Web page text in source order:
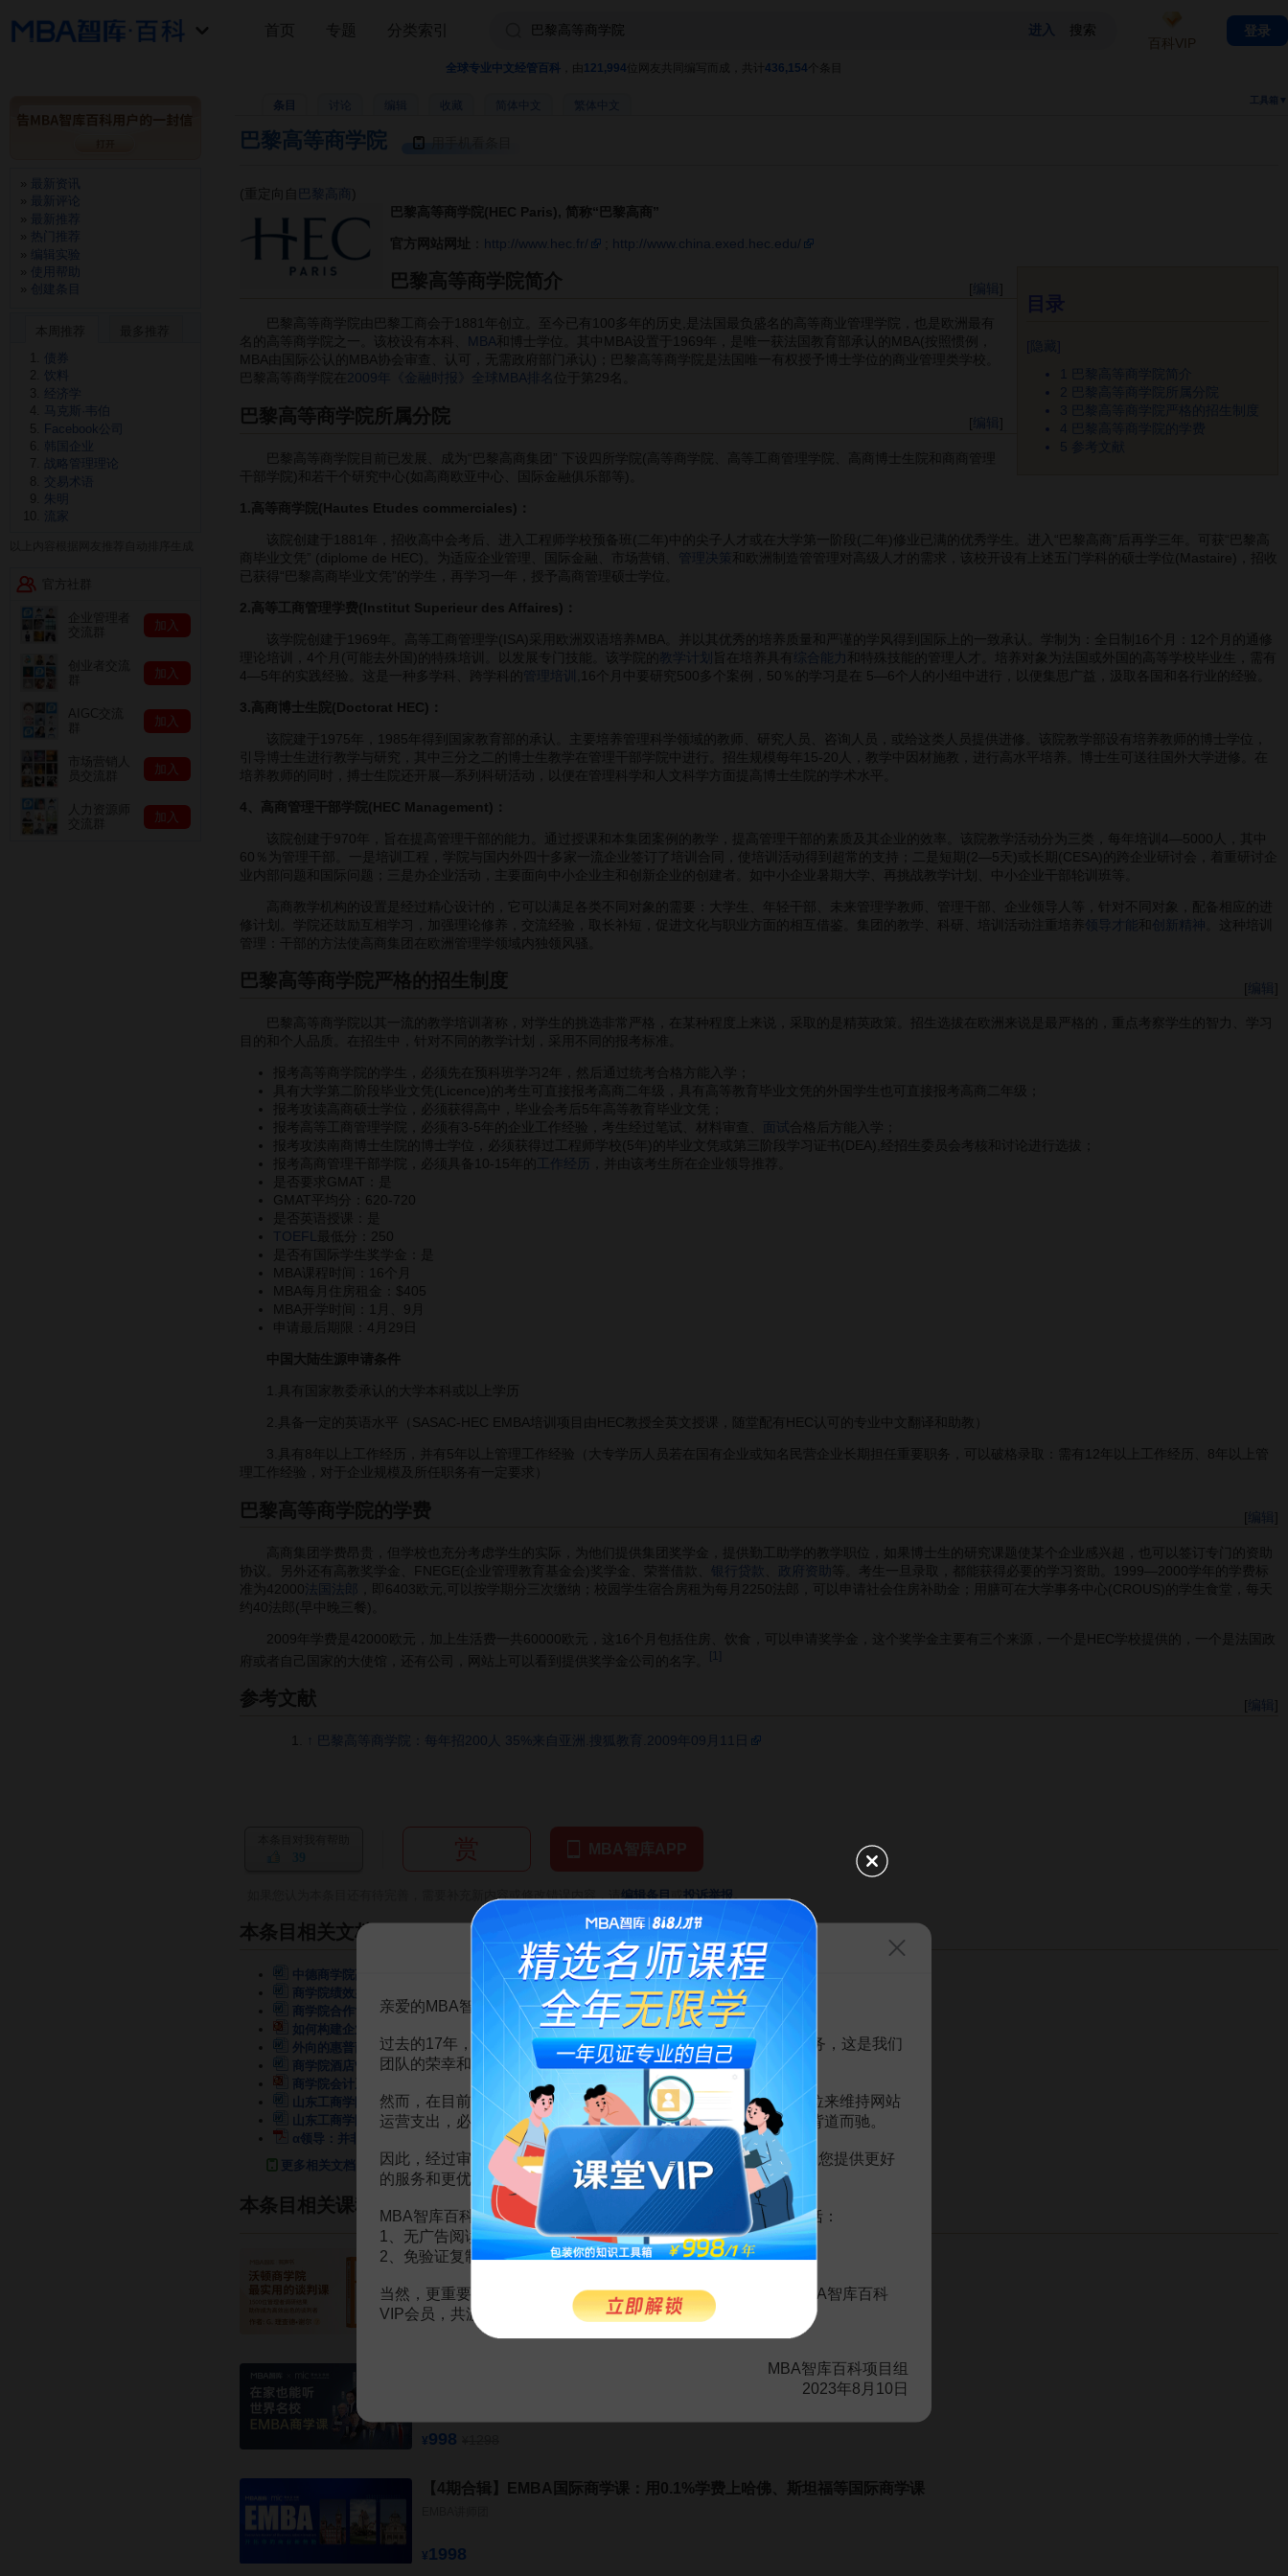
全球专业中文经管百科 121,994 位网友共同编写而成，共计 436,154 个条目
条目 收藏 工具箱▼
巴黎高等商学院
(重定向自 巴黎高商
巴黎高等商学院(HEC Paris), 简称“巴黎高商”
官方网站网址 http://www.hec.fr/ http://www.china.exed.hec.edu/
1
巴黎高等商学院简介
2
巴黎高等商学院所属分院
3
巴黎高等商学院严格的招生制度
4
巴黎高等商学院的学费
5 参考文献
[编辑
巴黎高等商学院简介
巴黎高等商学院由巴黎工商会于1881年创立。至今已有100多年的历史,是法国最负盛名的高等商业管理学院，也是欧洲最有
名的高等商学院之一。该校设有本科、
MBA 和博士学位。其中MBA设置于1969年，是唯一获法国教育部承认的MBA(按照惯例，
MBA由国际公认的MBA协会审查、认可，无需政府部门承认)；巴黎高等商学院是法国唯一有权授予博士学位的商业管理类学校。
巴黎高等商学院在 2009年《金融时报》全球MBA排名 位于第29名。
[编辑
巴黎高等商学院所属分院
巴黎高等商学院目前已发展、成为“巴黎高商集团” 下设四所学院(高等商学院、高等工商管理学院、高商博士生院和商商管理
干部学院)和若干个研究中心(如高商欧亚中心、国际金融俱乐部等)。
1.高等商学院(Hautes Etudes commerciales)：
该院创建于1881年，招收高中会考后、进入工程师学校预备班(二年)中的尖子人才或在大学第一阶段(二年)修业已满的优秀学生。进入“巴黎高商”后再学三年。可获“巴黎高
商毕业文凭” (diplome de HEC)。为适应企业管理、国际金融、市场营销、 管理决策
和欧洲制造管管理对高级人才的需求，该校开设有上述五门学科的硕士学位(Mastaire)，招收
已获得“巴黎高商毕业文凭”的学生，再学习一年，授予高商管理硕士学位。
2.高等工商管理学费(Institut Superieur des Affaires)：
该学院创建于1969年。高等工商管理学(ISA)采用欧洲双语培养MBA。并以其优秀的培养质量和严谨的学风得到国际上的一致承认。学制为：全日制16个月：12个月的通修
理论培训，4个月(可能去外国)的特殊培训。以发展专门技能。该学院的 教学计划 旨在培养具有 综合能力
和特殊技能的管理人才。培养对象为法国或外国的高等学校毕业生，需有
4—5年的实践经验。这是一种多学科、跨学科的 管理培训 ,16个月中要研究500多个案例，50％的学习是在 5—6个人的小组中进行，以便集思广益，汲取各国和各行业的经验。
3.高商博士生院(Doctorat HEC)：
该院建于1975年，1985年得到国家教育部的承认。主要培养管理科学领域的教师、研究人员、咨询人员，或给这类人员提供进修。该院教学部设有培养教师的博士学位，
引导博士生进行教学与研究，其中三分之二的博士生教学在管理干部学院中进行。招生规模每年15-20人，教学中因材施教，进行高水平培养。博士生可送往国外大学进修。在
培养教师的同时，搏士生院还开展—系列科研活动，以便在管理科学和人文科学方面提高博士生院的学术水平。
4、高商管理干部学院(HEC Management)：
该院创建于970年，旨在提高管理干部的能力。通过授课和本集团案例的教学，提高管理干部的素质及其企业的效率。该院教学活动分为三类，每年培训4—5000人，其中
60％为管理干部。一是培训工程，学院与国内外四十多家一流企业签订了培训合同，使培训活动得到超常的支持；二是短期(2—5天)或长期(CESA)的跨企业研讨会，着重研讨企
业内部问题和国际问题；三是办企业活动，主要面向中小企业主和创新企业的创建者。如中小企业暑期大学、再挑战教学计划、中小企业干部轮训班等。
高商教学机构的设置是经过精心设计的，它可以满足各类不同对象的需要：大学生、年轻干部、未来管理学教师、管理干部、企业领导人等，针对不同对象，配备相应的进
修计划。学院还鼓励互相学习，加强理论修养，交流经验，取长补短，促进文化与职业方面的相互借鉴。集团的教学、科研、培训活动注重培养
领导才能 和 创新精神 。这种培训
管理：干部的方法使高商集团在欧洲管理学领域内独领风骚。
[编辑
巴黎高等商学院严格的招生制度
巴黎高等商学院以其一流的教学培训著称，对学生的挑选非常严格，在某种程度上来说，采取的是精英政策。招生选拔在欧洲来说是最严格的，重点考察学生的智力、学习
目的和个人品质。在招生中，针对不同的教学计划，采用不同的报考标准。
报考高等商学院的学生，必须先在预科班学习2年，然后通过统考合格方能入学；
具有大学第二阶段毕业文凭(Licence)的考生可直接报考高商二年级，具有高等教育毕业文凭的外国学生也可直接报考高商二年级；
报考攻读高商硕士学位，必须获得高中，毕业会考后5年高等教育毕业文凭；
报考高等工商管理学院，必须有3-5年的企业工作经验，考生经过笔试、材料审查、
面试合格后方能入学；
报考攻渎南商博士生院的博士学位，必须获得过工程师学校(5年)的毕业文凭或第三阶段学习证书(DEA),经招生委员会考核和讨论进行选拔；
报考高商管理干部学院，必须具备10-15年的
工作经历
，并由该考生所在企业领导推荐。
是否要求GMAT：是
GMAT平均分：620-720
是否英语授课：是
TOEFL 最低分：250
是否有国际学生奖学金：是
MBA课程时间：16个月
MBA每月住房租金：$405
MBA开学时间：1月、9月
申请最后期限：4月29日
中国大陆生源申请条件
1.具有国家教委承认的大学本科或以上学历
2.具备一定的英语水平（SASAC-HEC EMBA培训项目由HEC教授全英文授课，随堂配有HEC认可的专业中文翻译和助教）
3.具有8年以上工作经历，并有5年以上管理工作经验（大专学历人员若在国有企业或知名民营企业长期担任重要职务，可以破格录取：需有12年以上工作经历、8年以上管
理工作经验，对于企业规模及所任职务有一定要求）
[编辑
巴黎高等商学院的学费
高商集团学费昂贵，但学校也充分考虑学生的实际，为他们提供集团奖学金，提供勤工助学的教学职位，如果博士生的研究课题使某个企业感兴超，也可以签订专门的资助
协议。另外还有高教奖学金、FNEGE(企业管理教育基金会)奖学金、荣誉借款、 银行贷款 政府资助
等。考生一旦录取，都能获得必要的学习资助。1999—2000学年的学费标
准为42000 法国法郎 ，即6403欧元,可以按学期分三次缴纳；校园学生宿合房租为每月2250法郎，可以申请社会住房补助金；用膳可在大学事务中心(CROUS)的学生食堂，每天
约40法郎(早中晚三餐)。
2009年学费是42000欧元，加上生活费一共60000欧元，这16个月包括住房、饮食，可以申请奖学金，这个奖学金主要有三个来源，一个是HEC学校提供的，一个是法国政
府或者自己国家的大使馆，还有公司，网站上可以看到提供奖学金公司的名字。
[1]
[编辑
参考文献
巴黎高等商学院：每年招200人 35%来自亚洲.搜狐教育.2009年09月11日
39
编辑条目 投诉举报
本条目相关文档
中德商学院高等教育的比较研究
6页
商学院绩效办法-商学院激励绩效考核
2页
商学院合作协议
2页
如何构建企业商学院
外向的惠普商学院 6页
商学院酒店管理
5页
商学院会计系
山东工商学院国际商学院会计协会章程
21页
山东工商学院国际商学院会计协会管理章程 21页
α领导：并非你在商学院所学到的
更多相关文档
本条目相关课程
《沃顿商学院最实用的谈判课》
6.6
EMBA国际商学课【第1期】：在家也能听世界名校EMBA商学课
¥998
【4期合辑】EMBA国际商学课：用0.1%学费上哈佛、斯坦福等国际商学课
¥1998
首页 专题 分类索引
百科VIP
登录
最新资讯
最新评论
最新推荐
热门推荐
编辑实验
使用帮助
创建条目
债券
饮料
经济学
马克斯·韦伯
Facebook公司
韩国企业
战略管理理论
交易术语
朱明
流家
加入
加入
加入
加入
加入
告MBA智库百科用户的一封信
亲爱的MBA智库百科用户：
过去的17年，百科频道一直以免费公益的形式为大家提供知识服务，这是我们
团队的荣幸和骄傲。
然而，在目前越来越严峻的经营挑战下，单纯依靠不断增加广告位来维持网站
运营支出，必然会越来越影响您的使用体验，这也与我们的初衷背道而驰。
因此，经过审慎地考虑，我们决定推出VIP会员收费制度，以便为您提供更好
的服务和更优质的内容。
MBA智库百科VIP会员（9.9元 / 年， 点击开通 ），您的权益将包括：
1、无广告阅读；
2、免验证复制。
当然，更重要的是长期以来您对百科频道的支持。诚邀您加入MBA智库百科
VIP会员，共渡难关，共同见证彼此的成长和进步！
MBA智库百科项目组
2023年8月10日